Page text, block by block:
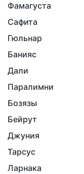
Фамагуста
Сафита
Гюльнар
Банияс
Дали
Паралимни
Бозязы
Бейрут
Джуния
Тарсус
Ларнака